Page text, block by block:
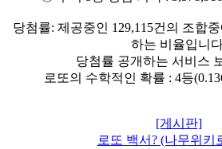
당첨률: 제공중인 129,115건의 조합
하는 비율입니
당첨률 공개하는 서비스
로또의 수학적인 확률 : 4등
[게시판]
로또 백서? (나무위키